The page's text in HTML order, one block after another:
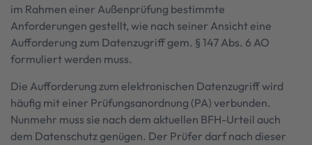
im Rahmen einer Außenprüfung bestimmte
Anforderungen gestellt, wie nach seiner Ansicht eine
Aufforderung zum Datenzugriff gem. § 147 Abs. 6 AO
formuliert werden muss.
Die Aufforderung zum elektronischen Datenzugriff wird
häufig mit einer Prüfungsanordnung (PA) verbunden.
Nunmehr muss sie nach dem aktuellen BFH-Urteil auch
dem Datenschutz genügen. Der Prüfer darf nach dieser